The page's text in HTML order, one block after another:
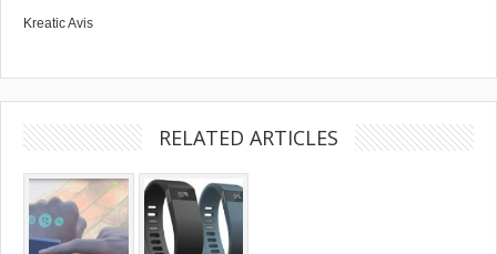
Kreatic Avis
RELATED ARTICLES